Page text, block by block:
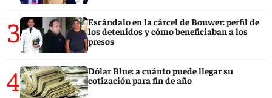
3
Escándalo en la cárcel de Bouwer: perfil de
los detenidos y cómo beneficiaban a los
presos
4
Dólar Blue: a cuánto puede llegar su
cotización para fin de año